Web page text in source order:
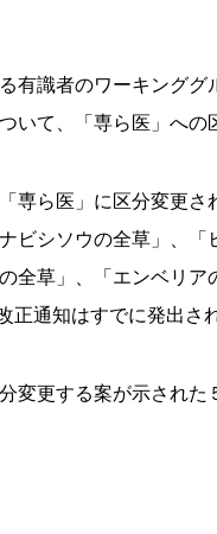
識者のワーキンググ
いて、「専ら医」への
専ら医」に区分変更
ビシソウの全草」、
全草」、「エンベリ
通知はすでに発出さ
変更する案が示され